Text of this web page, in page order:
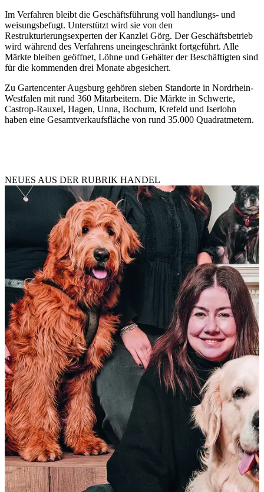
Im Verfahren bleibt die Geschäftsführung voll handlungs- und
weisungsbefugt. Unterstützt wird sie von den
Restrukturierungsexperten der Kanzlei Görg. Der Geschäftsbetrieb
wird während des Verfahrens uneingeschränkt fortgeführt. Alle
Märkte bleiben geöffnet, Löhne und Gehälter der Beschäftigten sind
für die kommenden drei Monate abgesichert.
Zu Gartencenter Augsburg gehören sieben Standorte in Nordrhein-
Westfalen mit rund 360 Mitarbeitern. Die Märkte in Schwerte,
Castrop-Rauxel, Hagen, Unna, Bochum, Krefeld und Iserlohn
haben eine Gesamtverkaufsfläche von rund 35.000 Quadratmetern.
NEUES AUS DER RUBRIK HANDEL